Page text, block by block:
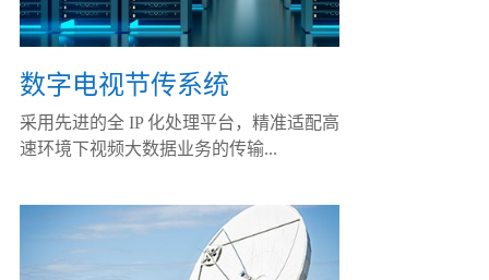
数字电视节传系统
采用先进的全 IP 化处理平台，精准适配高
速环境下视频大数据业务的传输...